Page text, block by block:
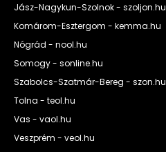
Jász-Nagykun-Szolnok - szoljon.hu
Komárom-Esztergom - kemma.hu
Nógrád - nool.hu
Somogy - sonline.hu
Szabolcs-Szatmár-Bereg - szon.hu
Tolna - teol.hu
Vas - vaol.hu
Veszprém - veol.hu